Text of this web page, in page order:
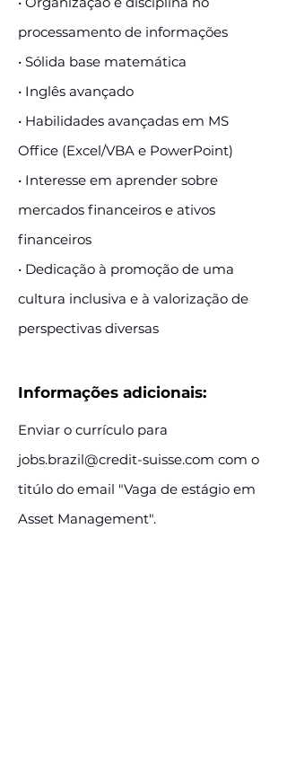
processamento de informações
• Sólida base matemática
• Inglês avançado
• Habilidades avançadas em MS
Office (Excel/VBA e PowerPoint)
• Interesse em aprender sobre
mercados financeiros e ativos
financeiros
• Dedicação à promoção de uma
cultura inclusiva e à valorização de
perspectivas diversas
Informações adicionais:
Enviar o currículo para
jobs.brazil@credit-suisse.com com o
titúlo do email "Vaga de estágio em
Asset Management".